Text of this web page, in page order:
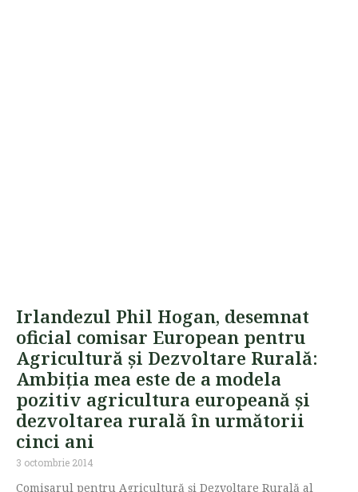
Irlandezul Phil Hogan, desemnat
oficial comisar European pentru
Agricultură și Dezvoltare Rurală:
Ambiția mea este de a modela
pozitiv agricultura europeană și
dezvoltarea rurală în următorii
cinci ani
3 octombrie 2014
Comisarul pentru Agricultură și Dezvoltare Rurală al